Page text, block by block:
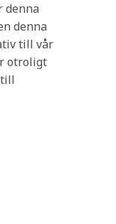
denna
denna
till vår
otroligt